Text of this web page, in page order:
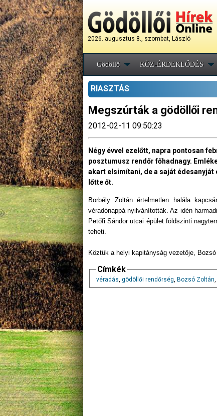
2026. augusztus 8., szombat, László
Gödöllő KÖZ-ÉRDEKLŐDÉS
RIASZTÁS
Megszúrták a gödöllői
2012-02-11 09:50:23
Négy évvel ezelőtt, napra pontosan
posztumusz rendőr főhadnagy.
akart elsimítani, de a saját
lőtte őt.
Borbély Zoltán értelmetlen halála
véradónappá nyilvánították. Az idén
Petőfi Sándor utcai épület földszinti
teheti.
Köztük a helyi kapitányság vezetője,
Címkék
véradás, gödöllői rendőrség, Bozsó Zoltán,